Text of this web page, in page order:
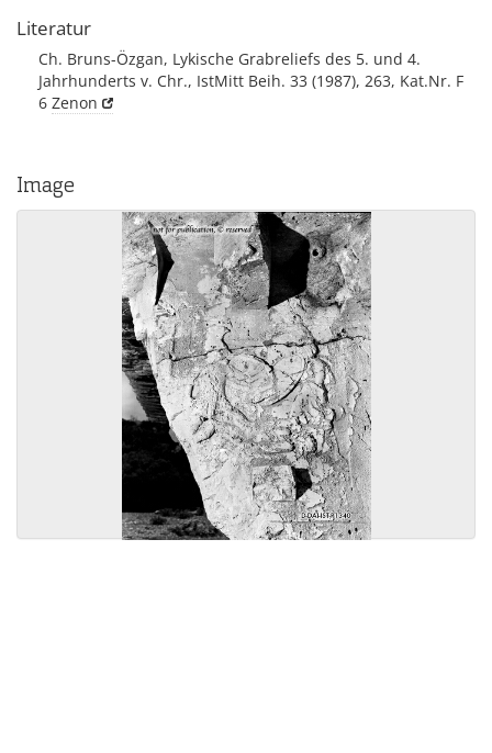
Literatur
Ch. Bruns-Özgan, Lykische Grabreliefs des 5. und 4.
Jahrhunderts v. Chr., IstMitt Beih. 33 (1987), 263, Kat.Nr. F
6 Zenon
Image